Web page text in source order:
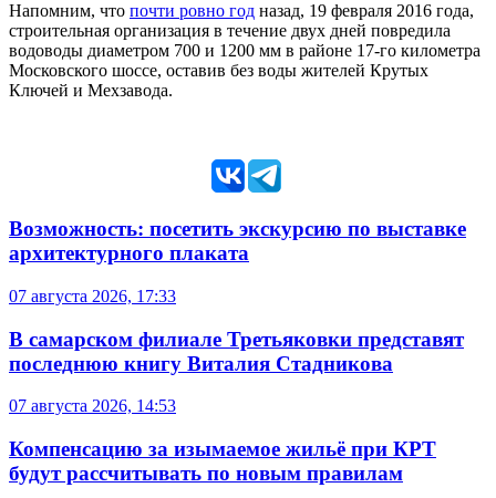
Напомним, что почти ровно год назад, 19 февраля 2016 года,
строительная организация в течение двух дней повредила
водоводы диаметром 700 и 1200 мм в районе 17-го километра
Московского шоссе, оставив без воды жителей Крутых
Ключей и Мехзавода.
Возможность: посетить экскурсию по выставке
архитектурного плаката
07 августа 2026, 17:33
В самарском филиале Третьяковки представят
последнюю книгу Виталия Стадникова
07 августа 2026, 14:53
Компенсацию за изымаемое жильё при КРТ
будут рассчитывать по новым правилам